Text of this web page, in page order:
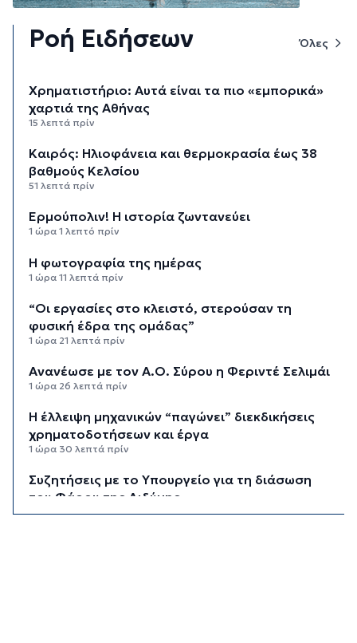
Ροή Ειδήσεων Όλες
Χρηματιστήριο: Αυτά είναι τα πιο «εμπορικά»
χαρτιά της Αθήνας
15 λεπτά πρίν
Καιρός: Ηλιοφάνεια και θερμοκρασία έως 38
βαθμούς Κελσίου
51 λεπτά πρίν
Ερμούπολιν! Η ιστορία ζωντανεύει
1 ώρα 1 λεπτό πρίν
Η φωτογραφία της ημέρας
1 ώρα 11 λεπτά πρίν
“Οι εργασίες στο κλειστό, στερούσαν τη
φυσική έδρα της ομάδας”
1 ώρα 21 λεπτά πρίν
Ανανέωσε με τον Α.Ο. Σύρου η Φεριντέ Σελιμάι
1 ώρα 26 λεπτά πρίν
Η έλλειψη μηχανικών “παγώνει” διεκδικήσεις
χρηματοδοτήσεων και έργα
1 ώρα 30 λεπτά πρίν
Συζητήσεις με το Υπουργείο για τη διάσωση
του Φάρου της Διδύμης
1 ώρα 35 λεπτά πρίν